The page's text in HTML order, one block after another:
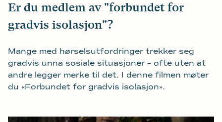
Er du medlem av "forbundet for
gradvis isolasjon"?
Mange med hørselsutfordringer trekker seg
gradvis unna sosiale situasjoner – ofte uten at
andre legger merke til det. I denne filmen møter
du «Forbundet for gradvis isolasjon».